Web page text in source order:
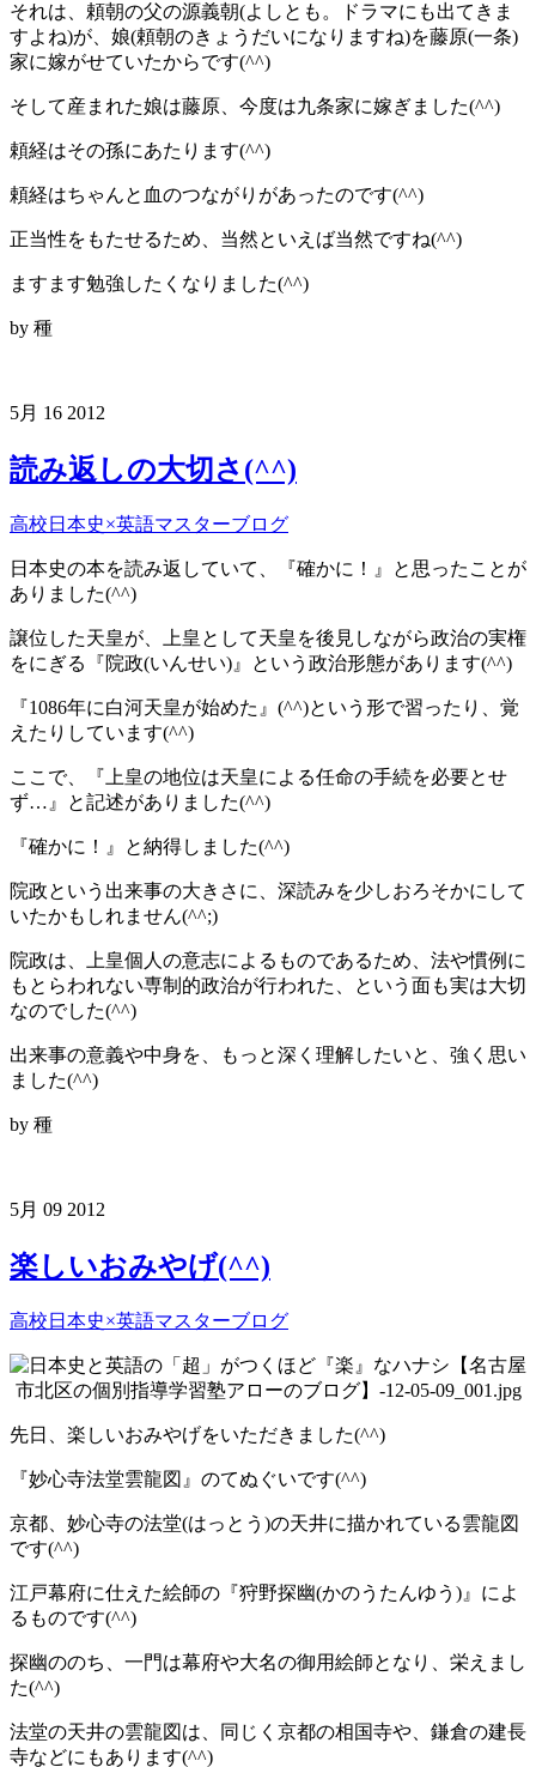
それは、頼朝の父の源義朝(よしとも。ドラマにも出てきま
すよね)が、娘(頼朝のきょうだいになりますね)を藤原(一条)
家に嫁がせていたからです(^^)
そして産まれた娘は藤原、今度は九条家に嫁ぎました(^^)
頼経はその孫にあたります(^^)
頼経はちゃんと血のつながりがあったのです(^^)
正当性をもたせるため、当然といえば当然ですね(^^)
ますます勉強したくなりました(^^)
by 種
5月 16 2012
読み返しの大切さ(^^)
高校日本史×英語マスターブログ
日本史の本を読み返していて、『確かに！』と思ったことが
ありました(^^)
譲位した天皇が、上皇として天皇を後見しながら政治の実権
をにぎる『院政(いんせい)』という政治形態があります(^^)
『1086年に白河天皇が始めた』(^^)という形で習ったり、覚
えたりしています(^^)
ここで、『上皇の地位は天皇による任命の手続を必要とせ
ず…』と記述がありました(^^)
『確かに！』と納得しました(^^)
院政という出来事の大きさに、深読みを少しおろそかにして
いたかもしれません(^^;)
院政は、上皇個人の意志によるものであるため、法や慣例に
もとらわれない専制的政治が行われた、という面も実は大切
なのでした(^^)
出来事の意義や中身を、もっと深く理解したいと、強く思い
ました(^^)
by 種
5月 09 2012
楽しいおみやげ(^^)
高校日本史×英語マスターブログ
先日、楽しいおみやげをいただきました(^^)
『妙心寺法堂雲龍図』のてぬぐいです(^^)
京都、妙心寺の法堂(はっとう)の天井に描かれている雲龍図
です(^^)
江戸幕府に仕えた絵師の『狩野探幽(かのうたんゆう)』によ
るものです(^^)
探幽ののち、一門は幕府や大名の御用絵師となり、栄えまし
た(^^)
法堂の天井の雲龍図は、同じく京都の相国寺や、鎌倉の建長
寺などにもあります(^^)